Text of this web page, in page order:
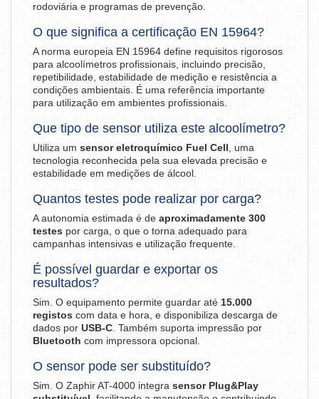
rodoviária e programas de prevenção.
O que significa a certificação EN 15964?
A norma europeia EN 15964 define requisitos rigorosos
para alcoolímetros profissionais, incluindo precisão,
repetibilidade, estabilidade de medição e resistência a
condições ambientais. É uma referência importante
para utilização em ambientes profissionais.
Que tipo de sensor utiliza este alcoolímetro?
Utiliza um sensor eletroquímico Fuel Cell , uma
tecnologia reconhecida pela sua elevada precisão e
estabilidade em medições de álcool.
Quantos testes pode realizar por carga?
A autonomia estimada é de aproximadamente 300
testes por carga, o que o torna adequado para
campanhas intensivas e utilização frequente.
É possível guardar e exportar os
resultados?
Sim. O equipamento permite guardar até 15.000
registos com data e hora, e disponibiliza descarga de
dados por USB-C . Também suporta impressão por
Bluetooth com impressora opcional.
O sensor pode ser substituído?
Sim. O Zaphir AT-4000 integra sensor Plug&Play